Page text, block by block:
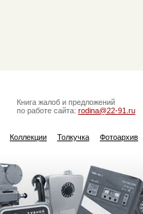
Книга жалоб и предложений
по работе сайта: rodina@22-91.ru
Коллекции Толкучка Фотоархив